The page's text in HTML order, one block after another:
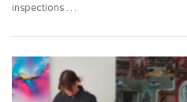
inspections …